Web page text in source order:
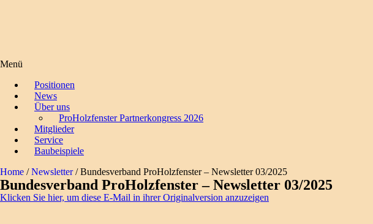
Menü
Positionen
News
Über uns
ProHolzfenster Partnerkongress 2026
Mitglieder
Service
Baubeispiele
Home /Newsletter/Bundesverband ProHolzfenster – Newsletter 03/2025
Bundesverband ProHolzfenster – Newsletter 03/2025
Klicken Sie hier, um diese E-Mail in ihrer Originalversion anzuzeigen